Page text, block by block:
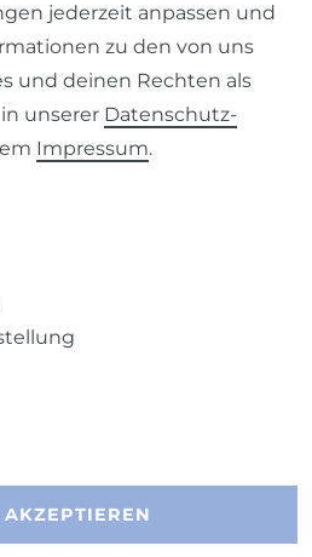
AGB
jederzeit anpassen und
zu den von uns
und deinen Rechten als
unserer Daten­schutz­
Impressum.